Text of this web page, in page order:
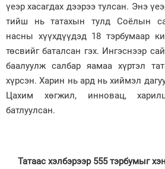
үеэр хасагдах дээрээ тулсан. Энэ
тийш нь татахын тулд Соёлын
насны хүүхдүүдэд 18 тэрбумаар
төсвийг баталсан гэх. Ингэснээр
баалуулж салбар яамаа хүртэл
хүрсэн. Харин нь ард нь хиймэл
Цахим хөгжил, инновац,
батлуулсан.
Татаас хэлбэрээр 555 тэрбумыг